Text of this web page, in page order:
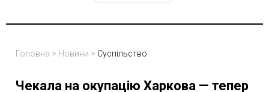
Головна > Новини > Суспільство
Чекала на окупацію Харкова — тепер